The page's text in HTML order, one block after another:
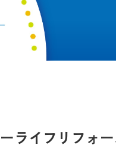
ライフリフォ